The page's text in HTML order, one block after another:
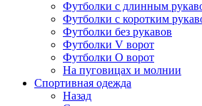
Футболки с длинным
Футболки с коротким
Футболки без рукавов
Футболки V ворот
Футболки O ворот
На пуговицах и молнии
Спортивная одежда
Назад